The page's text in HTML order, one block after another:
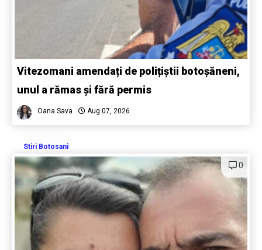
Vitezomani amendați de polițiștii botoșăneni,
unul a rămas și fără permis
Oana Sava Aug 07, 2026
Stiri Botosani
0